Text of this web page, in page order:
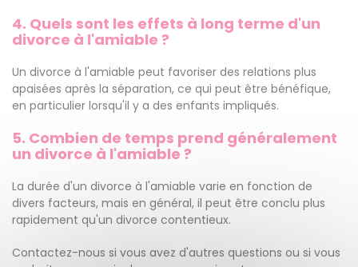
4. Quels sont les effets à long terme d'un
divorce à l'amiable ?
Un divorce à l'amiable peut favoriser des relations plus
apaisées après la séparation, ce qui peut être bénéfique,
en particulier lorsqu'il y a des enfants impliqués.
5. Combien de temps prend généralement
un divorce à l'amiable ?
La durée d'un divorce à l'amiable varie en fonction de
divers facteurs, mais en général, il peut être conclu plus
rapidement qu'un divorce contentieux.
Contactez-nous si vous avez d'autres questions ou si vous